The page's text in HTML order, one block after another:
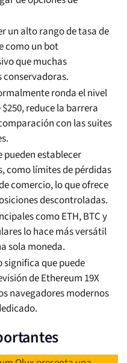
un alto rango de tasa de
como un bot
que muchas
ronda el nivel
reduce la barrera
con las suites
pueden establecer
como límites de pérdidas
comercio, lo que ofrece
descontroladas.
como ETH, BTC y
lo hace más versátil
sola moneda.
significa que puede
de Ethereum 19X
navegadores modernos